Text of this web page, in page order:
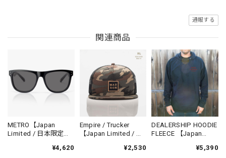
通報する
関連商品
METRO【Japan
Limited / 日本限定モ
¥4,620
Empire / Trucker
【Japan Limited / 日
Madson of America
¥2,530
DEALERSHIP HOODIE
FLEECE 【Japan
デル】 -Madson of
¥5,390